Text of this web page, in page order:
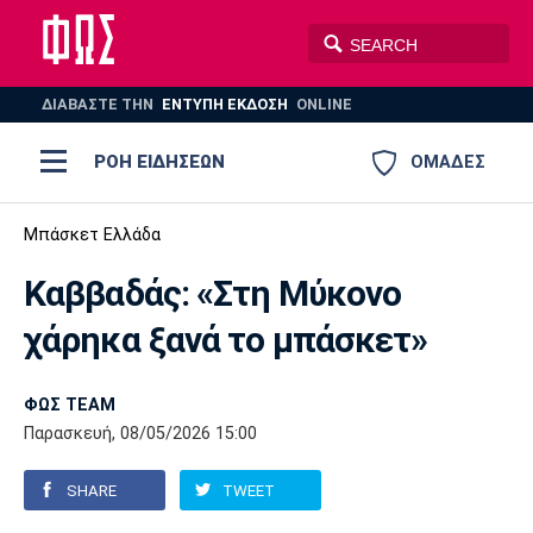
ΔΙΑΒΑΣΤΕ THN ΕΝΤΥΠΗ ΕΚΔΟΣΗ ONLINE
ΟΜΑΔΕΣ
ΡΟΗ ΕΙΔΗΣΕΩΝ
ΠΟΔΟΣΦΑΙΡΟ
ΠΟΛΟ ΣΠΟΡ
AUTO-MOTO
Ποδόσφαιρο
Super League 1
Super League 2
Γ Εθνική
Ελλάδα
Μπάσκετ
Ελλάδα
Εθνική
EuroLeague
Ολυμπιακοί Αγώνες
Βόλεϊ
Πόλο
Ολυμπιακός ΑΕΚ ΠΑΟΚ
Παναθηναϊκός Ατρόμητος
Μπάσκετ Ελλάδα
Καββαδάς: «Στη Μύκονο
χάρηκα ξανά το μπάσκετ»
ΦΩΣ TEAM
Παρασκευή, 08/05/2026 15:00
SHARE TWEET